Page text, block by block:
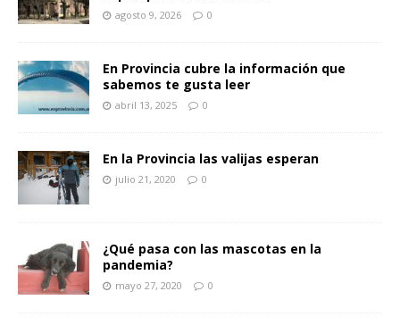
agosto 9, 2026 0
En Provincia cubre la información que
sabemos te gusta leer
abril 13, 2025 0
En la Provincia las valijas esperan
julio 21, 2020 0
¿Qué pasa con las mascotas en la
pandemia?
mayo 27, 2020 0